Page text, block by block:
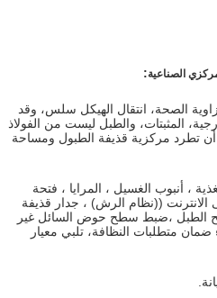
الصناعية:
الصحة، انتقال الهيكل سلس، وقد
المثبتات، والطبل ليست من الفولاذ
تطرد مركزية قذيفة الطبول ومساحة
، أنبوب الغسيل ، المرايا ، فتحة
الانترنت ((نظام الرش) ، جدار قذيفة
الطبل ،ضبط سطح حوض السائل غير
متطلبات النظافة، تلبي معيار